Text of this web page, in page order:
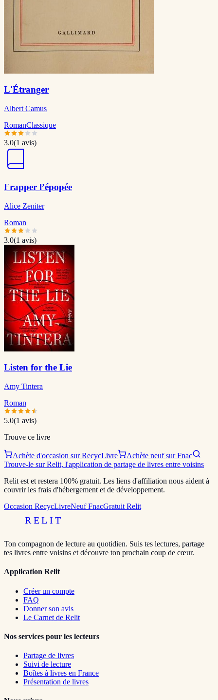
L'Étranger
Albert Camus
RomanClassique
3.0(1 avis)
Frapper l’épopée
Alice Zeniter
Roman
3.0(1 avis)
Listen for the Lie
Amy Tintera
Roman
5.0(1 avis)
Trouve ce livre
Achète d'occasion sur RecycLivre
Achète neuf sur Fnac
Trouve-le sur Relit, l'application de partage de livres entre voisins
Relit est et restera 100% gratuit. Les liens d'affiliation nous aident à
couvrir les frais d'hébergement et de développement.
Occasion RecycLivreNeuf FnacGratuit Relit
RELIT
Ton compagnon de lecture au quotidien. Suis tes lectures, partage
tes livres entre voisins et découvre ton prochain coup de cœur.
Application Relit
Créer un compte
FAQ
Donner son avis
Le Carnet de Relit
Nos services pour les lecteurs
Partage de livres
Suivi de lecture
Boîtes à livres en France
Présentation de livres